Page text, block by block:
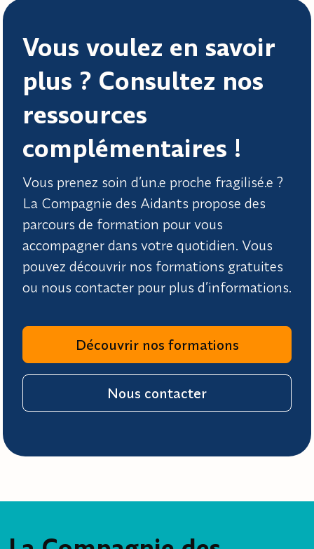
Vous voulez en savoir
plus ? Consultez nos
ressources
complémentaires !
Vous prenez soin d’un.e proche fragilisé.e ?
La Compagnie des Aidants propose des
parcours de formation pour vous
accompagner dans votre quotidien. Vous
pouvez découvrir nos formations gratuites
ou nous contacter pour plus d’informations.
Découvrir nos formations
Nous contacter